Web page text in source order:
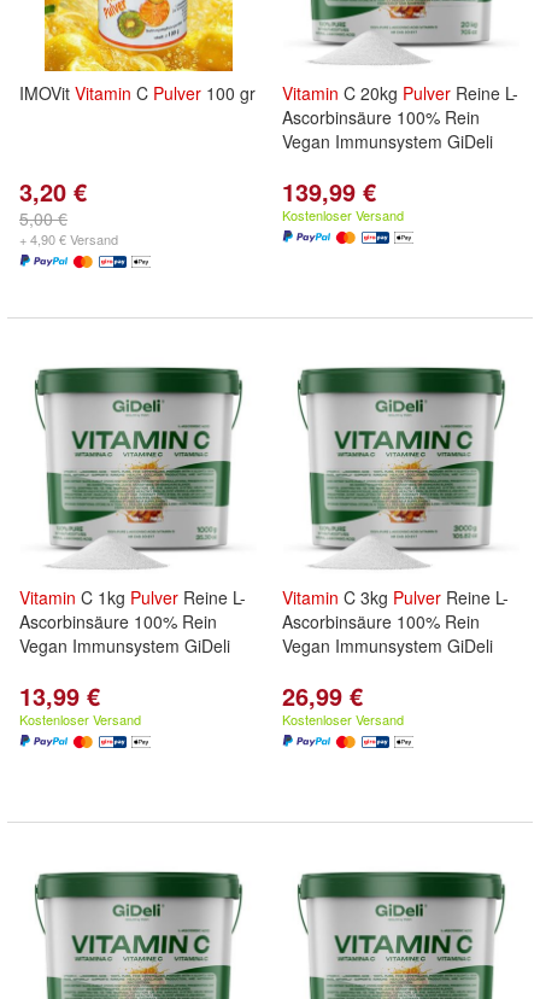
IMOVit Vitamin C Pulver 100 gr
3,20 €
5,00 €
+ 4,90 € Versand
Vitamin C 20kg Pulver Reine L-
Ascorbinsäure 100% Rein
Vegan Immunsystem GiDeli
139,99 €
Kostenloser Versand
Vitamin C 1kg Pulver Reine L-
Ascorbinsäure 100% Rein
Vegan Immunsystem GiDeli
13,99 €
Kostenloser Versand
Vitamin C 3kg Pulver Reine L-
Ascorbinsäure 100% Rein
Vegan Immunsystem GiDeli
26,99 €
Kostenloser Versand